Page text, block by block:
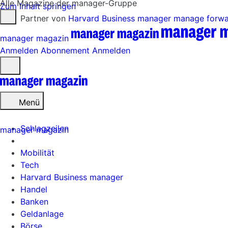
Zum Inhalt springen
Partner von Harvard Business manager manage
manager magazin
Anmelden Abonnement Anmelden
öffnen
Menü
Schlagzeilen
Mobilität
Tech
Harvard Business manager
Handel
Banken
Geldanlage
Börse
Alle Magazine der manager-Gruppe
manager magazin